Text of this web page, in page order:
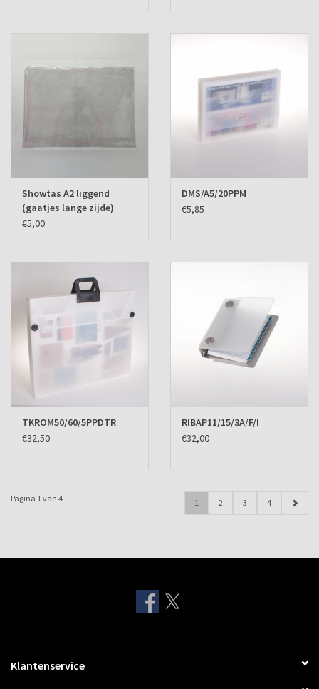
Showtas A2 liggend
(gaatjes lange zijde)
€5,00
DMS/A5/20PPM
€5,85
TKROM50/60/5PPDTR
€32,50
RIBAP11/15/3A/F/I
€32,00
Pagina 1 van 4 1 2 3 4
Klantenservice